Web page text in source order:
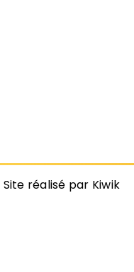
Site réalisé par Kiwik